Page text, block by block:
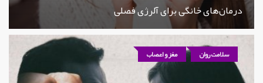
درمان‌های خانگی برای آلرژی فصلی
سلامت روان مغز و اعصاب